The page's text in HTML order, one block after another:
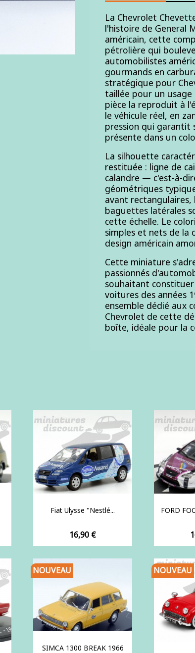
La Chevrolet
l'histoire de General
américain, cette
pétrolière qui
automobilistes
gourmands en
stratégique pour
taillée pour un
pièce la reproduit à
le véhicule réel, en
pression qui garantit
présente dans un
La silhouette
restituée : ligne de
calandre — c'est-à-
géométriques
avant
baguettes latérales
cette échelle. Le
simples et nets de la
design américain
Cette miniature
passionnés
souhaitant
voitures des années
ensemble dédié aux
Chevrolet de cette
boîte, idéale pour la
Fiat Ulysse "Nestlé...
Prix
16,90 €
FORD
SIMCA 1300 BREAK 1966
NOUVEAU NOUVEAU